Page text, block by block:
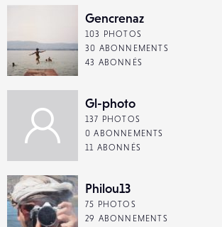
Gencrenaz
103 PHOTOS
30 ABONNEMENTS
43 ABONNÉS
Gl-photo
137 PHOTOS
0 ABONNEMENTS
11 ABONNÉS
Philou13
75 PHOTOS
29 ABONNEMENTS